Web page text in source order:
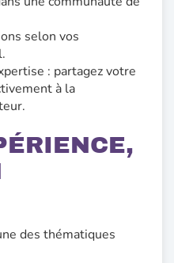
selon vos
: partagez votre
à la
des thématiques